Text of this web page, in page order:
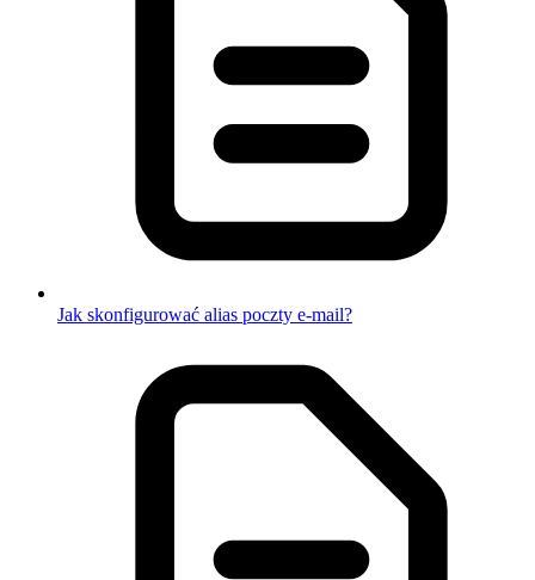
Jak skonfigurować alias poczty e-mail?